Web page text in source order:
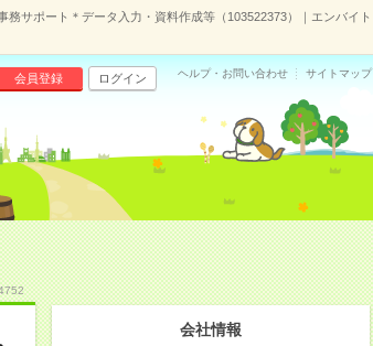
務サポート＊データ入力・資料作成等（103522373）｜エンバイト
会員登録 ログイン ヘルプ・お問い合わせ サイトマップ
会社情報